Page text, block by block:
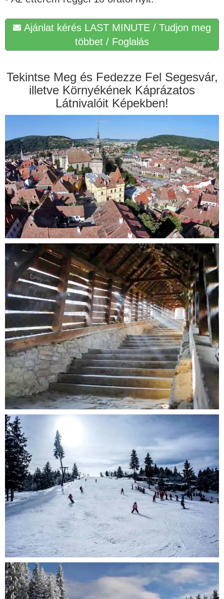
Ajánlat kérés LAST MINUTE / Tudjon meg
többet / Foglalás
Tekintse Meg és Fedezze Fel Segesvár,
illetve Környékének Káprázatos
Látnivalóit Képekben!